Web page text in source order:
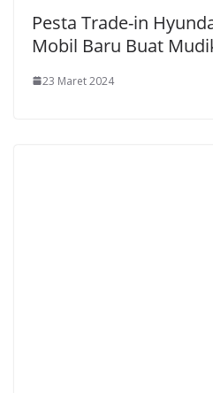
Pesta Trade-in
Mobil Baru Buat
23 Maret 2024